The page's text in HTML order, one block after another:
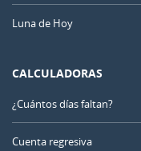
Luna de Hoy
CALCULADORAS
¿Cuántos días faltan?
Cuenta regresiva